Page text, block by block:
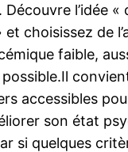
l’idée «
et choisissez de
faible,
possible.Il
accessibles
son état
si quelques